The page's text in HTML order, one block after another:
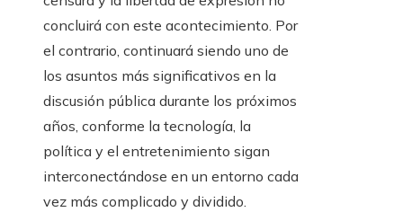
concluirá con este acontecimiento. Por
el contrario, continuará siendo uno de
los asuntos más significativos en la
discusión pública durante los próximos
años, conforme la tecnología, la
política y el entretenimiento sigan
interconectándose en un entorno cada
vez más complicado y dividido.